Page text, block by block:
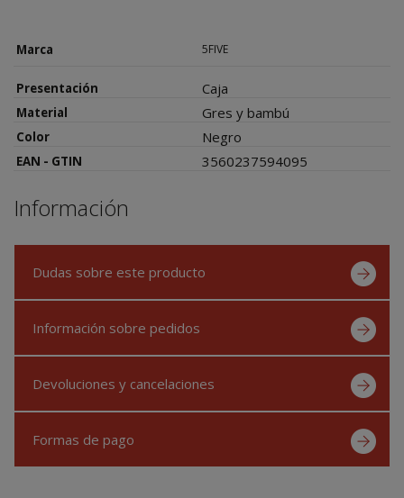
Marca 5FIVE
Presentación Caja
Material Gres y bambú
Color Negro
EAN - GTIN 3560237594095
Información
Dudas sobre este producto
Información sobre pedidos
Devoluciones y cancelaciones
Formas de pago